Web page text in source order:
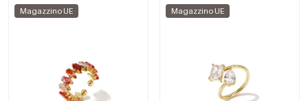
Magazzino UE Magazzino UE